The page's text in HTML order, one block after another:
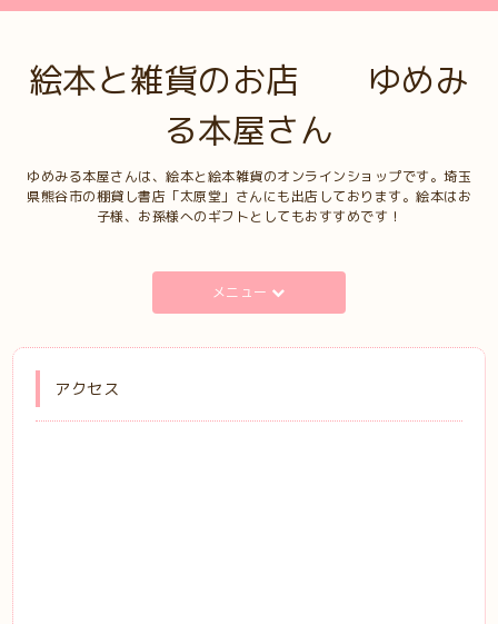
絵本と雑貨のお店 ゆめみ
る本屋さん
ゆめみる本屋さんは、絵本と絵本雑貨のオンラインショップです。埼玉
県熊谷市の棚貸し書店「太原堂」さんにも出店しております。絵本はお
子様、お孫様へのギフトとしてもおすすめです！
メニュー
アクセス